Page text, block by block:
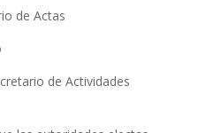
de Actas
de Actividades